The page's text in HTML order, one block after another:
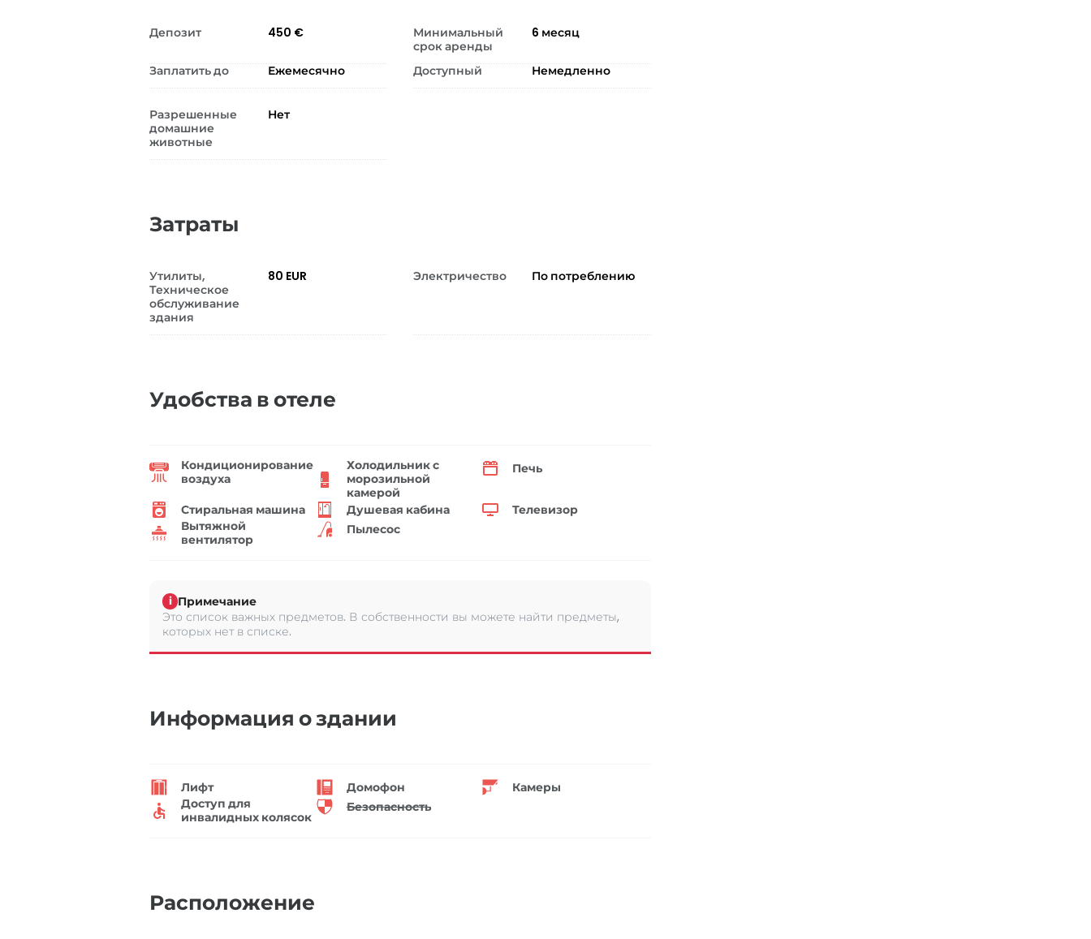
Депозит 450 €
Минимальный
срок аренды
6 месяц
Заплатить до Ежемесячно Доступный Немедленно
Разрешенные
домашние
животные
Нет
Затраты
Утилиты,
Техническое
обслуживание
здания
80 EUR Электричество По потреблению
Удобства в отеле
Кондиционирование
воздуха
Холодильник с
морозильной
камерой
Печь
Стиральная машина Душевая кабина
Телевизор
Вытяжной
вентилятор
Пылесос
i Примечание
Это список важных предметов. В собственности вы можете найти предметы,
которых нет в списке.
Информация о здании
Лифт Домофон
Камеры
Доступ для
инвалидных колясок
Безопасность
Расположение